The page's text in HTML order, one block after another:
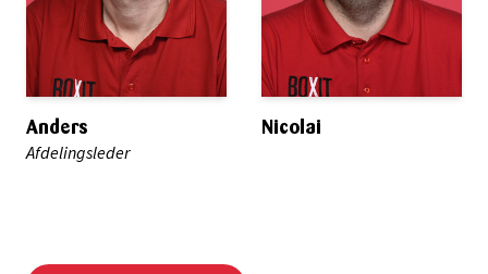
Anders
Afdelingsleder
Nicolai